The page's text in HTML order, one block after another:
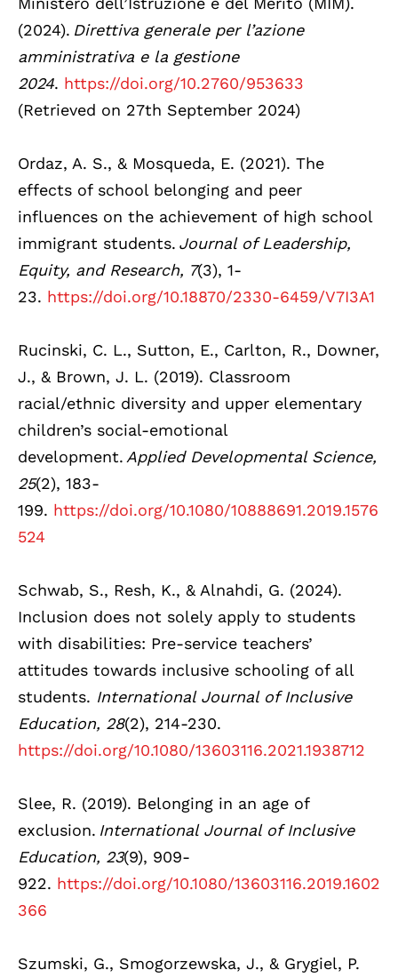
(2024). Direttiva generale per l’azione
amministrativa e la gestione
2024. https://doi.org/10.2760/953633
(Retrieved on 27th September 2024)
Ordaz, A. S., & Mosqueda, E. (2021). The
effects of school belonging and peer
influences on the achievement of high school
immigrant students. Journal of Leadership,
Equity, and Research, 7(3), 1-
23. https://doi.org/10.18870/2330-6459/V7I3A1
Rucinski, C. L., Sutton, E., Carlton, R., Downer,
J., & Brown, J. L. (2019). Classroom
racial/ethnic diversity and upper elementary
children’s social-emotional
development. Applied Developmental Science,
25(2), 183-
199. https://doi.org/10.1080/10888691.2019.1576
524
Schwab, S., Resh, K., & Alnahdi, G. (2024).
Inclusion does not solely apply to students
with disabilities: Pre-service teachers’
attitudes towards inclusive schooling of all
students. International Journal of Inclusive
Education, 28(2), 214-230.
https://doi.org/10.1080/13603116.2021.1938712
Slee, R. (2019). Belonging in an age of
exclusion. International Journal of Inclusive
Education, 23(9), 909-
922. https://doi.org/10.1080/13603116.2019.1602
366
Szumski, G., Smogorzewska, J., & Grygiel, P.